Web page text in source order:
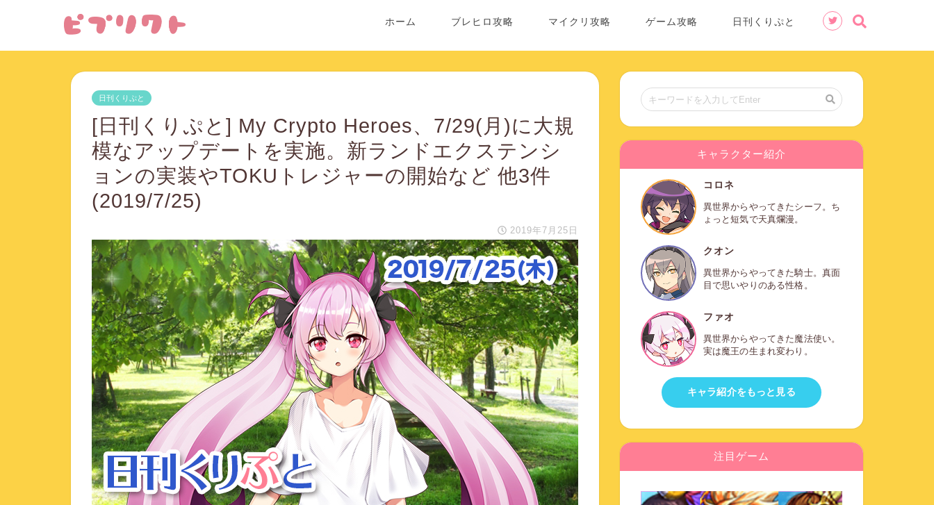
ホーム ブレヒロ攻略 マイクリ攻略 ゲーム攻略 日刊くりぷと
日刊くりぷと
[日刊くりぷと] My Crypto Heroes、7/29(月)に大規
模なアップデートを実施。新ランドエクステンシ
ョンの実装やTOKUトレジャーの開始など 他3件
(2019/7/25)
2019年7月25日
キャラクター紹介
コロネ
異世界からやってきたシーフ。ち
ょっと短気で天真爛漫。
クオン
異世界からやってきた騎士。真面
目で思いやりのある性格。
ファオ
異世界からやってきた魔法使い。
実は魔王の生まれ変わり。
キャラ紹介をもっと見る
注目ゲーム